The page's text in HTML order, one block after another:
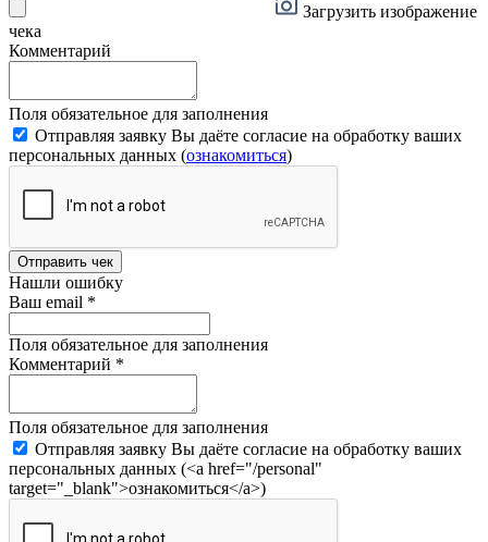
Загрузить изображение
чека
Комментарий
Поля обязательное для заполнения
Отправляя заявку Вы даёте согласие на обработку ваших
персональных данных (ознакомиться)
Отправить чек
Нашли ошибку
Ваш email *
Поля обязательное для заполнения
Комментарий *
Поля обязательное для заполнения
Отправляя заявку Вы даёте согласие на обработку ваших
персональных данных (<a href="/personal"
target="_blank">ознакомиться</a>)